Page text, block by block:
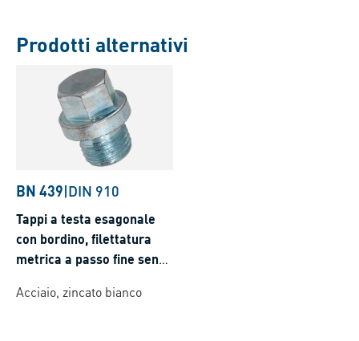
Prodotti alternativi
BN 439|DIN 910
Tappi a testa esagonale
con bordino, filettatura
metrica a passo fine senza
Acciaio, zincato bianco